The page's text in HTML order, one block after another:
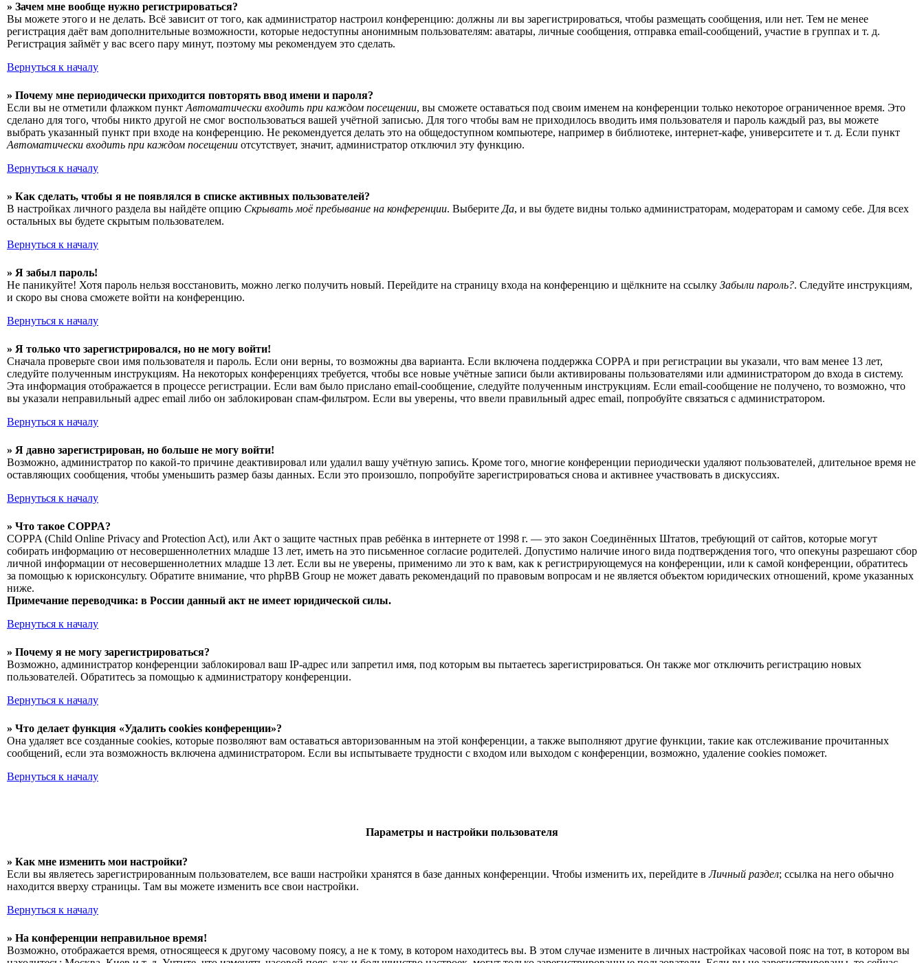
» Зачем мне вообще нужно регистрироваться?
Вы можете этого и не делать. Всё зависит от того, как администратор настроил конференцию: должны ли вы зарегистрироваться, чтобы размещать сообщения, или нет. Тем не менее
регистрация даёт вам дополнительные возможности, которые недоступны анонимным пользователям: аватары, личные сообщения, отправка email-сообщений, участие в группах и т. д.
Регистрация займёт у вас всего пару минут, поэтому мы рекомендуем это сделать.
Вернуться к началу
» Почему мне периодически приходится повторять ввод имени и пароля?
Если вы не отметили флажком пункт Автоматически входить при каждом посещении, вы сможете оставаться под своим именем на конференции только некоторое ограниченное время. Это
сделано для того, чтобы никто другой не смог воспользоваться вашей учётной записью. Для того чтобы вам не приходилось вводить имя пользователя и пароль каждый раз, вы можете
выбрать указанный пункт при входе на конференцию. Не рекомендуется делать это на общедоступном компьютере, например в библиотеке, интернет-кафе, университете и т. д. Если пункт
Автоматически входить при каждом посещении отсутствует, значит, администратор отключил эту функцию.
Вернуться к началу
» Как сделать, чтобы я не появлялся в списке активных пользователей?
В настройках личного раздела вы найдёте опцию Скрывать моё пребывание на конференции. Выберите Да, и вы будете видны только администраторам, модераторам и самому себе. Для всех
остальных вы будете скрытым пользователем.
Вернуться к началу
» Я забыл пароль!
Не паникуйте! Хотя пароль нельзя восстановить, можно легко получить новый. Перейдите на страницу входа на конференцию и щёлкните на ссылку Забыли пароль?. Следуйте инструкциям,
и скоро вы снова сможете войти на конференцию.
Вернуться к началу
» Я только что зарегистрировался, но не могу войти!
Сначала проверьте свои имя пользователя и пароль. Если они верны, то возможны два варианта. Если включена поддержка COPPA и при регистрации вы указали, что вам менее 13 лет,
следуйте полученным инструкциям. На некоторых конференциях требуется, чтобы все новые учётные записи были активированы пользователями или администратором до входа в систему.
Эта информация отображается в процессе регистрации. Если вам было прислано email-сообщение, следуйте полученным инструкциям. Если email-сообщение не получено, то возможно, что
вы указали неправильный адрес email либо он заблокирован спам-фильтром. Если вы уверены, что ввели правильный адрес email, попробуйте связаться с администратором.
Вернуться к началу
» Я давно зарегистрирован, но больше не могу войти!
Возможно, администратор по какой-то причине деактивировал или удалил вашу учётную запись. Кроме того, многие конференции периодически удаляют пользователей, длительное время не
оставляющих сообщения, чтобы уменьшить размер базы данных. Если это произошло, попробуйте зарегистрироваться снова и активнее участвовать в дискуссиях.
Вернуться к началу
» Что такое COPPA?
COPPA (Child Online Privacy and Protection Act), или Акт о защите частных прав ребёнка в интернете от 1998 г. — это закон Соединённых Штатов, требующий от сайтов, которые могут
собирать информацию от несовершеннолетних младше 13 лет, иметь на это письменное согласие родителей. Допустимо наличие иного вида подтверждения того, что опекуны разрешают сбор
личной информации от несовершеннолетних младше 13 лет. Если вы не уверены, применимо ли это к вам, как к регистрирующемуся на конференции, или к самой конференции, обратитесь
за помощью к юрисконсульту. Обратите внимание, что phpBB Group не может давать рекомендаций по правовым вопросам и не является объектом юридических отношений, кроме указанных
ниже.
Примечание переводчика: в России данный акт не имеет юридической силы.
Вернуться к началу
» Почему я не могу зарегистрироваться?
Возможно, администратор конференции заблокировал ваш IP-адрес или запретил имя, под которым вы пытаетесь зарегистрироваться. Он также мог отключить регистрацию новых
пользователей. Обратитесь за помощью к администратору конференции.
Вернуться к началу
» Что делает функция «Удалить cookies конференции»?
Она удаляет все созданные cookies, которые позволяют вам оставаться авторизованным на этой конференции, а также выполняют другие функции, такие как отслеживание прочитанных
сообщений, если эта возможность включена администратором. Если вы испытываете трудности с входом или выходом с конференции, возможно, удаление cookies поможет.
Вернуться к началу
Параметры и настройки пользователя
» Как мне изменить мои настройки?
Если вы являетесь зарегистрированным пользователем, все ваши настройки хранятся в базе данных конференции. Чтобы изменить их, перейдите вЛичный раздел; ссылка на него обычно
находится вверху страницы. Там вы можете изменить все свои настройки.
Вернуться к началу
» На конференции неправильное время!
Возможно, отображается время, относящееся к другому часовому поясу, а не к тому, в котором находитесь вы. В этом случае измените в личных настройках часовой пояс на тот, в котором вы